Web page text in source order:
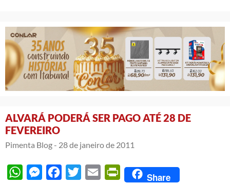
ALVARÁ PODERÁ SER PAGO ATÉ 28 DE
FEVEREIRO
Pimenta Blog - 28 de janeiro de 2011
WhatsAppMessengerFacebook
Twitter Email PrintFriendly
Share